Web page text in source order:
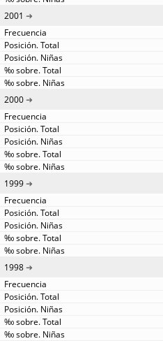
2001
2000
1999
1998